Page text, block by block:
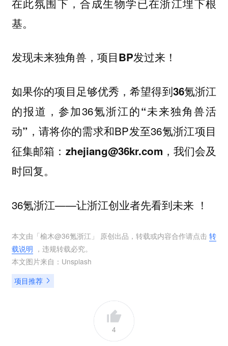
基。
发现未来独角兽，项目BP发过来！
如果你的项目足够优秀，希望得到36氪浙江
的报道 ，参加36氪浙江的“未来独角兽活
动” ，请将你的需求和BP发至36氪浙江项目
征集邮箱： zhejiang@36kr.com ，我们会及
时回复。
36氪浙江——让浙江创业者先看到未来 ！
本文由「榆木@36氪浙江 」 原创出品，转载或内容合作请点击转
载说明 ，违规转载必究。
本文图片来自： Unsplash
项目推荐
4